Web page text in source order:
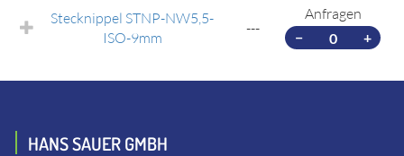
Stecknippel STNP-NW5,5-
ISO-9mm
---
Anfragen
− +
HANS SAUER GMBH